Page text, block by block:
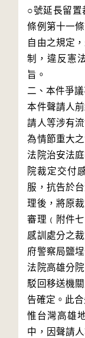
○號延長留置
條例第十一
自由之規定
制，違反憲
旨。
二、本件爭
本件聲請人
請人等涉有
為情節重大
法院治安法
院裁定交付
服，抗告於
理後，將原
審理﹙附件
感訓處分之
府警察局鹽
法院高雄分
駁回移送機
告確定。此合
惟台灣高雄
中，因聲請